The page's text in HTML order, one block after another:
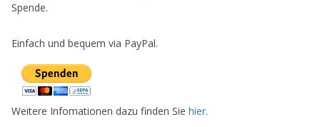
Spende.
Einfach und bequem via PayPal.
Weitere Infomationen dazu finden Sie hier.